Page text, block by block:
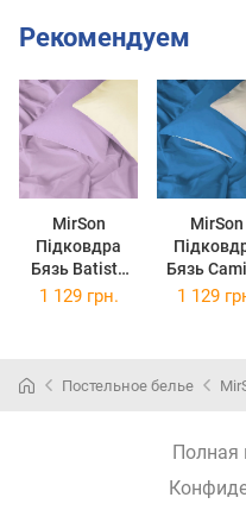
Рекомендуем
MirSon
Підковдра
Бязь Batista
200 x 220 см
MirSon
Бязь
200 x 220
1 129 грн. 1 129
Постельное белье
Полная